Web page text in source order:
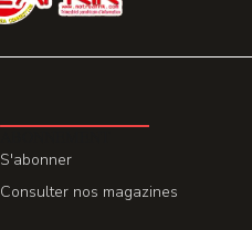
S'abonner
Consulter nos magazines